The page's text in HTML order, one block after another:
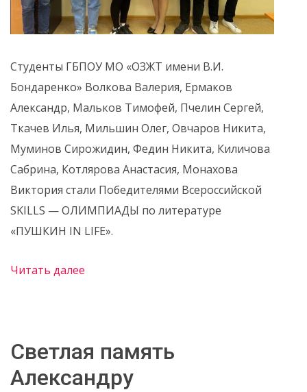
Студенты ГБПОУ МО «ОЗЖТ имени В.И.
Бондаренко» Волкова Валерия, Ермаков
Александр, Мальков Тимофей, Пчелин Сергей,
Ткачев Илья, Мильшин Олег, Овчаров Никита,
Муминов Сирожидин, Федин Никита, Киличова
Сабрина, Котлярова Анастасия, Монахова
Виктория стали Победителями Всероссийской
SKILLS — ОЛИМПИАДЫ по литературе
«ПУШКИН IN LIFE».
Читать далее
Светлая память
Александру